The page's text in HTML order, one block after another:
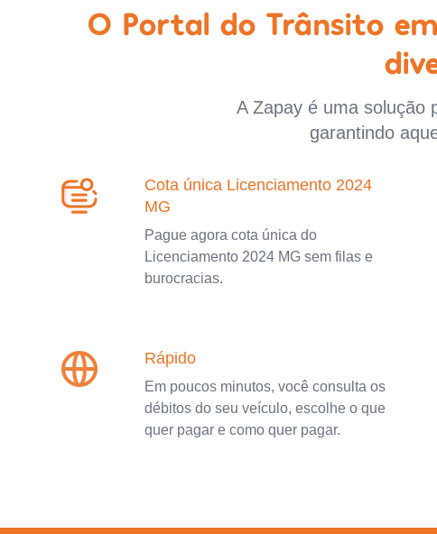
O Portal do Trânsito
A Zapay é uma solução
garantindo
Cota única Licenciamento 2024
MG
Pague agora cota única do
Licenciamento 2024 MG sem filas e
burocracias.
Rápido
Em poucos minutos, você consulta os
débitos do seu veículo, escolhe o que
quer pagar e como quer pagar.